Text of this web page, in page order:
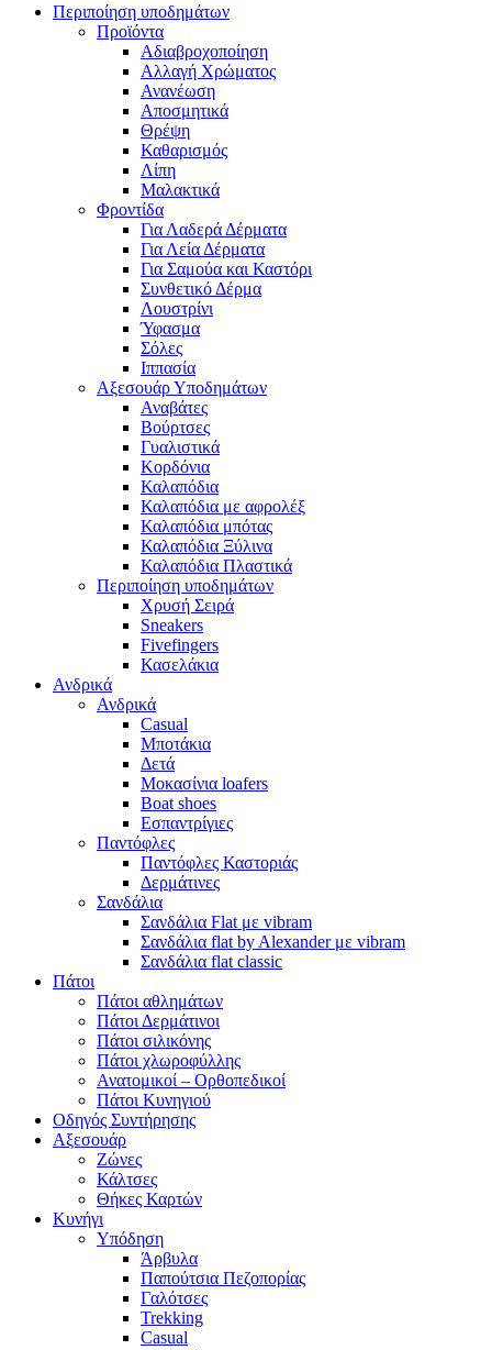
Περιποίηση υποδημάτων
Προϊόντα
Αδιαβροχοποίηση
Αλλαγή Χρώματος
Ανανέωση
Αποσμητικά
Θρέψη
Καθαρισμός
Λίπη
Μαλακτικά
Φροντίδα
Για Λαδερά Δέρματα
Για Λεία Δέρματα
Για Σαμούα και Καστόρι
Συνθετικό Δέρμα
Λουστρίνι
Ύφασμα
Σόλες
Ιππασία
Αξεσουάρ Υποδημάτων
Αναβάτες
Βούρτσες
Γυαλιστικά
Κορδόνια
Καλαπόδια
Καλαπόδια με αφρολέξ
Καλαπόδια μπότας
Καλαπόδια Ξύλινα
Καλαπόδια Πλαστικά
Περιποίηση υποδημάτων
Χρυσή Σειρά
Sneakers
Fivefingers
Κασελάκια
Ανδρικά
Ανδρικά
Casual
Μποτάκια
Δετά
Μοκασίνια loafers
Boat shoes
Εσπαντρίγιες
Παντόφλες
Παντόφλες Καστοριάς
Δερμάτινες
Σανδάλια
Σανδάλια Flat με vibram
Σανδάλια flat by Alexander με vibram
Σανδάλια flat classic
Πάτοι
Πάτοι αθλημάτων
Πάτοι Δερμάτινοι
Πάτοι σιλικόνης
Πάτοι χλωροφύλλης
Ανατομικοί – Ορθοπεδικοί
Πάτοι Κυνηγιού
Οδηγός Συντήρησης
Αξεσουάρ
Ζώνες
Κάλτσες
Θήκες Καρτών
Κυνήγι
Υπόδηση
Άρβυλα
Παπούτσια Πεζοπορίας
Γαλότσες
Trekking
Casual